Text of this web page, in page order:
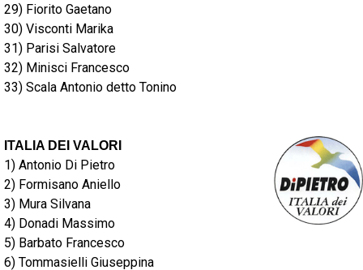
29) Fiorito Gaetano
30) Visconti Marika
31) Parisi Salvatore
32) Minisci Francesco
33) Scala Antonio detto Tonino
ITALIA DEI VALORI
1) Antonio Di Pietro
2) Formisano Aniello
3) Mura Silvana
4) Donadi Massimo
5) Barbato Francesco
6) Tommasielli Giuseppina